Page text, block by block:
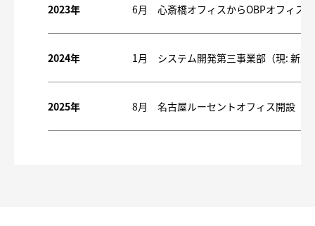
2023年 6月 心斎橋オフィスからOBPオフィス
2024年 1月 システム開発第三事業部（現: 新業
2025年 8月 名古屋ルーセントオフィス開設